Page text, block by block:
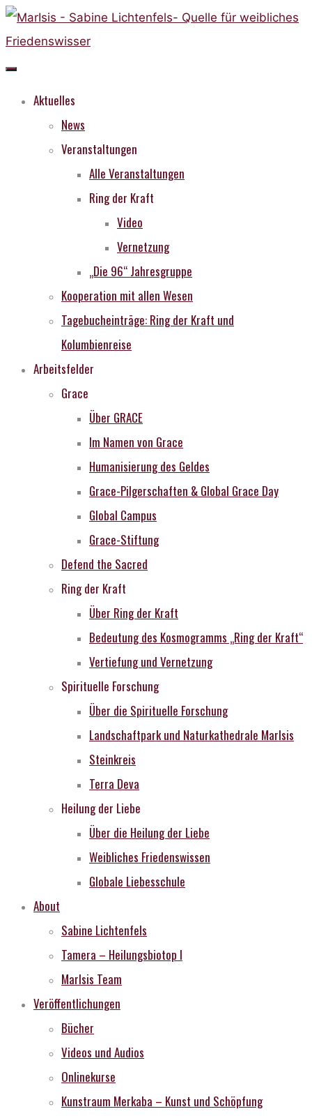
Skip
to
content
Aktuelles
News
Veranstaltungen
Alle Veranstaltungen
Ring der Kraft
Video
Vernetzung
„Die 96“ Jahresgruppe
Kooperation mit allen Wesen
Tagebucheinträge: Ring der Kraft und
Kolumbienreise
Arbeitsfelder
Grace
Über GRACE
Im Namen von Grace
Humanisierung des Geldes
Grace-Pilgerschaften & Global Grace Day
Global Campus
Grace-Stiftung
Defend the Sacred
Ring der Kraft
Über Ring der Kraft
Bedeutung des Kosmogramms „Ring der Kraft“
Vertiefung und Vernetzung
Spirituelle Forschung
Über die Spirituelle Forschung
Landschaftpark und Naturkathedrale MarIsis
Steinkreis
Terra Deva
Heilung der Liebe
Über die Heilung der Liebe
Weibliches Friedenswissen
Globale Liebesschule
About
Sabine Lichtenfels
Tamera – Heilungsbiotop I
MarIsis Team
Veröffentlichungen
Bücher
Videos und Audios
Onlinekurse
Kunstraum Merkaba – Kunst und Schöpfung